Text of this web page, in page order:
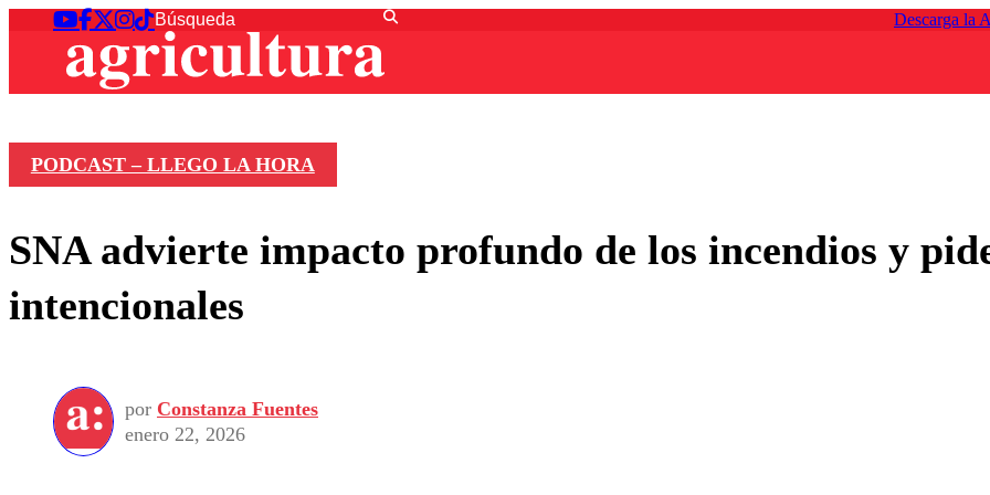
Descarga la
PODCAST – LLEGO LA HORA
SNA advierte impacto profundo de los incendios y
intencionales
por Constanza Fuentes
enero 22, 2026